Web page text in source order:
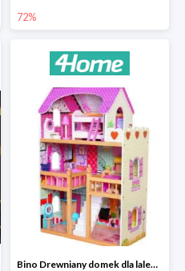
72%
Bino Drewniany domek dla lalek z mebelkami -33%